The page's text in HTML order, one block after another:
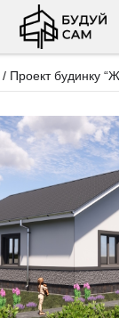
/ Проект будинку